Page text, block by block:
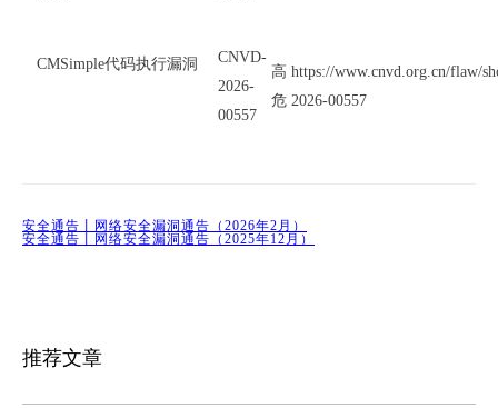
CMSimple代码执行漏洞
CNVD-
2026-
00557
高
危
https://www.cnvd.org.cn/flaw/
2026-00557
安全通告丨网络安全漏洞通告（2026年2月）
安全通告丨网络安全漏洞通告（2025年12月）
推荐文章